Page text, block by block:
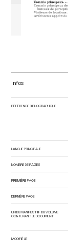
Infos
RÉFÉRENCE BIBLIOGRAPHIQUE
LANGUE PRINCIPALE
NOMBRE DE PAGES
PREMIÈRE PAGE
DERNIÈRE PAGE
URI DU MANIFEST IIIF DU VOLUME
CONTENANT LE DOCUMENT
MODIFIÉ LE